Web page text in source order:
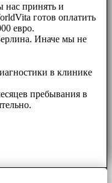
нас принять и
готов оплатить
евро.
Иначе мы не
в клинике
пребывания в